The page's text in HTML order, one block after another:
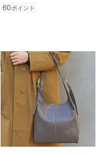
60ポイント